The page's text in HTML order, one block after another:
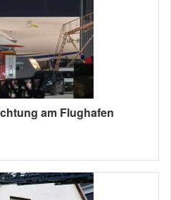
am Flughafen